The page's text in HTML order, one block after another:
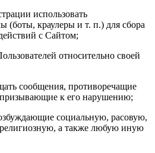
использовать
(боты, краулеры и т. п.) для сбора
с Сайтом;
относительно своей
сообщения, противоречащие
призывающие к его нарушению;
социальную, расовую,
а также любую иную